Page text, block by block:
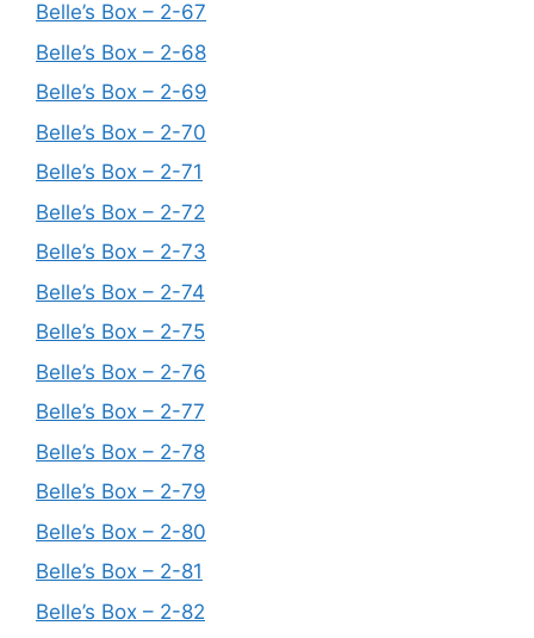
Belle’s Box – 2-67
Belle’s Box – 2-68
Belle’s Box – 2-69
Belle’s Box – 2-70
Belle’s Box – 2-71
Belle’s Box – 2-72
Belle’s Box – 2-73
Belle’s Box – 2-74
Belle’s Box – 2-75
Belle’s Box – 2-76
Belle’s Box – 2-77
Belle’s Box – 2-78
Belle’s Box – 2-79
Belle’s Box – 2-80
Belle’s Box – 2-81
Belle’s Box – 2-82